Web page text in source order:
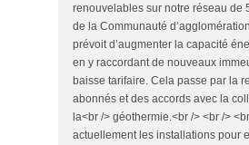
renouvelables sur notre réseau de
de la Communauté
prévoit d’augmenter la capacité
en y raccordant de nouveaux
baisse tarifaire. Cela passe par la
abonnés et des accords avec la
la<br /> géothermie.<br /> <br />
actuellement les installations pour